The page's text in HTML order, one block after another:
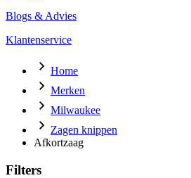
Blogs & Advies
Klantenservice
Home
Merken
Milwaukee
Zagen knippen
Afkortzaag
Filters